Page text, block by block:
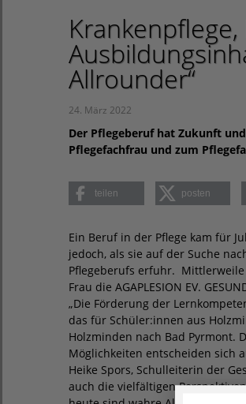
Allrounder“
24. März 2022
Der Pflegeberuf hat Zukunft
Pflegefachfrau und zum
teilen posten
Ein Beruf in der Pflege kam für
jedoch, als sie auf der Suche
Pflegeberufs erfuhr.
Frau die AGAPLESION EV.
„Die Förderung der
das für Schüler:innen aus
Holzminden nach Bad Pyrmont.
Möglichkeiten entscheiden sich
Heike Spors, Schulleiterin der
auch die vielfältigen